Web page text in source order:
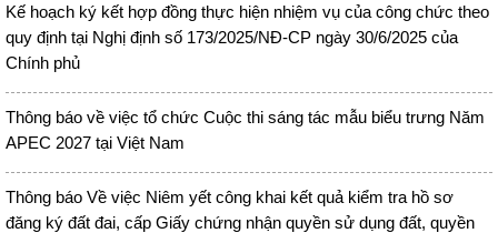
Kế hoạch ký kết hợp đồng thực hiện nhiệm vụ của công chức theo
quy định tại Nghị định số 173/2025/NĐ-CP ngày 30/6/2025 của
Chính phủ
Thông báo về việc tổ chức Cuộc thi sáng tác mẫu biểu trưng Năm
APEC 2027 tại Việt Nam
Thông báo Về việc Niêm yết công khai kết quả kiểm tra hồ sơ
đăng ký đất đai, cấp Giấy chứng nhận quyền sử dụng đất, quyền